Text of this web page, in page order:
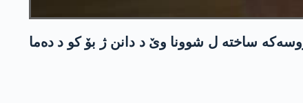
ساختە ل شوونا وێ د دانن ژ بۆ کو د دەما